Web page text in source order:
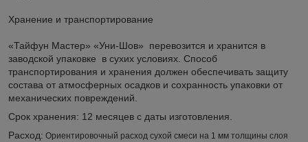
Хранение и транспортирование
«Тайфун Мастер» «Уни-Шов» перевозится и хранится в
заводской упаковке в сухих условиях. Способ
транспортирования и хранения должен обеспечивать защиту
состава от атмосферных осадков и сохранность упаковки от
механических повреждений.
Срок хранения: 12 месяцев с даты изготовления.
Расход: Ориентировочный расход сухой смеси на 1 мм толщины слоя